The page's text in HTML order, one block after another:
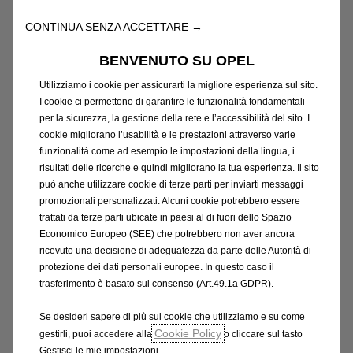
Partnership con il Comune di
Silvaplana
Perché la passione unisce
CONTINUA SENZA ACCETTARE →
BENVENUTO SU OPEL
Utilizziamo i cookie per assicurarti la migliore esperienza sul sito.
I cookie ci permettono di garantire le funzionalità fondamentali
per la sicurezza, la gestione della rete e l’accessibilità del sito. I
cookie migliorano l’usabilità e le prestazioni attraverso varie
funzionalità come ad esempio le impostazioni della lingua, i
risultati delle ricerche e quindi migliorano la tua esperienza. Il sito
può anche utilizzare cookie di terze parti per inviarti messaggi
promozionali personalizzati. Alcuni cookie potrebbero essere
trattati da terze parti ubicate in paesi al di fuori dello Spazio
Economico Europeo (SEE) che potrebbero non aver ancora
ricevuto una decisione di adeguatezza da parte delle Autorità di
protezione dei dati personali europee. In questo caso il
trasferimento è basato sul consenso (Art.49.1a GDPR).
Se desideri sapere di più sui cookie che utilizziamo e su come
gestirli, puoi accedere alla Cookie Policy o cliccare sul tasto
Gestisci le mie impostazioni.